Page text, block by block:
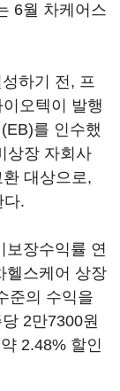
6월 차케어스
하기 전, 프
오텍이 발행
를 인수했
상장 자회사
대상으로,
다.
보장수익률 연
헬스케어 상장
준의 수익을
2만7300원
2.48% 할인